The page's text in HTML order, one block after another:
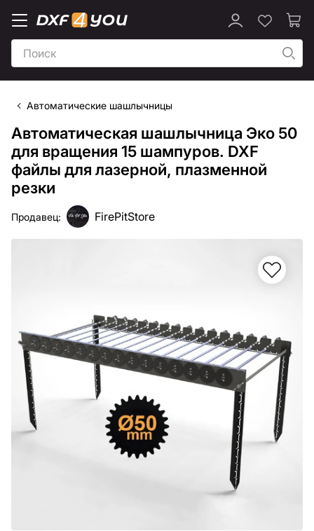
Автоматические шашлычницы
Автоматическая шашлычница Эко 50
для вращения 15 шампуров. DXF
файлы для лазерной, плазменной
резки
Продавец: FirePitStore